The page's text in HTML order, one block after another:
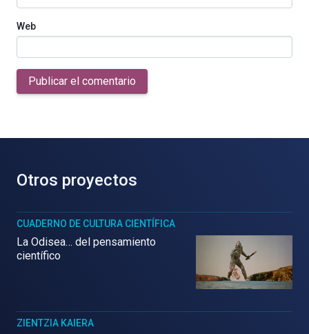
Web
Publicar el comentario
Otros proyectos
CUADERNO DE CULTURA CIENTÍFICA
La Odisea… del pensamiento
científico
ZIENTZIA KAIERA